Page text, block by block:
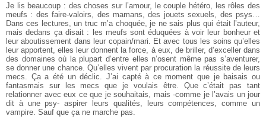
Je lis beaucoup : des choses sur l’amour, le couple hétéro, les rôles des
meufs : des faire-valoirs, des mamans, des jouets sexuels, des psys…
Dans ces lectures, un truc m’a choquée, je ne sais plus qui était l’auteur,
mais dedans ça disait : les meufs sont éduquées à voir leur bonheur et
leur aboutissement dans leur copain/mari. Et avec tous les soins qu’elles
leur apportent, elles leur donnent la force, à eux, de briller, d’exceller dans
des domaines où la plupart d’entre elles n’osent même pas s’aventurer,
se donner une chance. Qu’elles vivent par procuration la réussite de leurs
mecs. Ça a été un déclic. J’ai capté à ce moment que je baisais ou
fantasmais sur les mecs que je voulais être. Que c’était pas tant
relationner avec eux ce que je souhaitais, mais -comme je l’avais un jour
dit à une psy- aspirer leurs qualités, leurs compétences, comme un
vampire. Sauf que ça ne marche pas.